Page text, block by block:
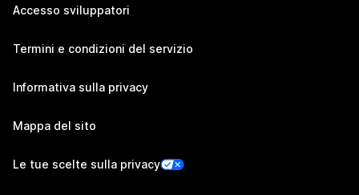
Accesso sviluppatori
Termini e condizioni del servizio
Informativa sulla privacy
Mappa del sito
Le tue scelte sulla privacy